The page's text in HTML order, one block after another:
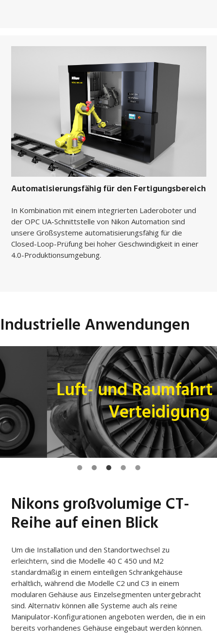
Automatisierungsfähig für den Fertigungsbereich
In Kombination mit einem integrierten Laderoboter und
der OPC UA-Schnittstelle von Nikon Automation sind
unsere Großsysteme automatisierungsfähig für die
Closed-Loop-Prüfung bei hoher Geschwindigkeit in einer
4.0-Produktionsumgebung.
Industrielle Anwendungen
Luft- und Raumfahrt sowie
Verteidigung
Nikons großvolumige CT-
Reihe auf einen Blick
Um die Installation und den Standortwechsel zu
erleichtern, sind die Modelle 40 C 450 und M2
standardmäßig in einem einteiligen Schrankgehäuse
erhältlich, während die Modelle C2 und C3 in einem
modularen Gehäuse aus Einzelsegmenten untergebracht
sind. Alternativ können alle Systeme auch als reine
Manipulator-Konfigurationen angeboten werden, die in ein
bereits vorhandenes Gehäuse eingebaut werden können.